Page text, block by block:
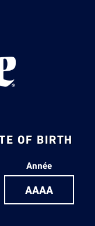
OF BIRTH
Année